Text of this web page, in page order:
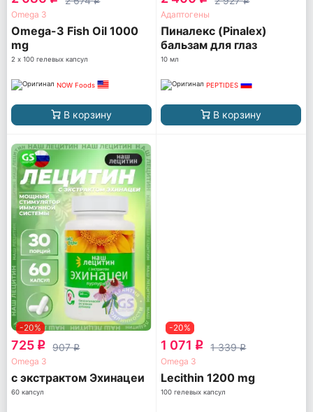
Omega 3
Omega-3 Fish Oil 1000
mg
2 х 100 гелевых капсул
NOW Foods
В корзину
Адаптогены
Пиналекс (Pinalex)
бальзам для глаз
10 мл
PEPTIDES
В корзину
-20%
725 q 907q
Omega 3
с экстрактом Эхинацеи
60 капсул
-20%
1 071 q 1 339q
Omega 3
Lecithin 1200 mg
100 гелевых капсул